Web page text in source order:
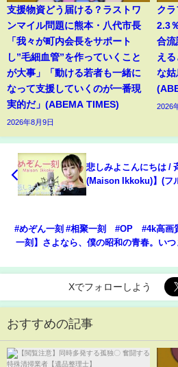
支援物資どう届ける？ラストワ
ンマイル問題に熊本・八代市長
「我々が町内会長をサポート
し”毛細血管”を作っていくこと
が大事」「動ける若者も一緒に
なって支援していくのが一番現
実的だ」(ABEMA TIMES)
2026年8月9日
ク
2.3
合流
え
な姑
2026
悲しみよこんにちは /
(Maison Ikkoku)】(フ
#めぞん一刻 #相聚一刻 #OP #4k高画
一刻】さよなら、僕の昭和の青春。いつ
Xでフォローしよう
おすすめの記事